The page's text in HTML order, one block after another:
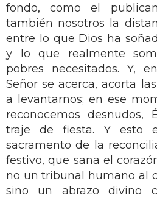
fondo, como el
también nosotros la
entre lo que Dios ha
y lo que realmente
pobres necesitados. Y,
Señor se acerca, acorta
a levantarnos; en ese
reconocemos
traje de fiesta. Y esto
sacramento de la
festivo, que sana el
no un tribunal humano al
sino un abrazo divino